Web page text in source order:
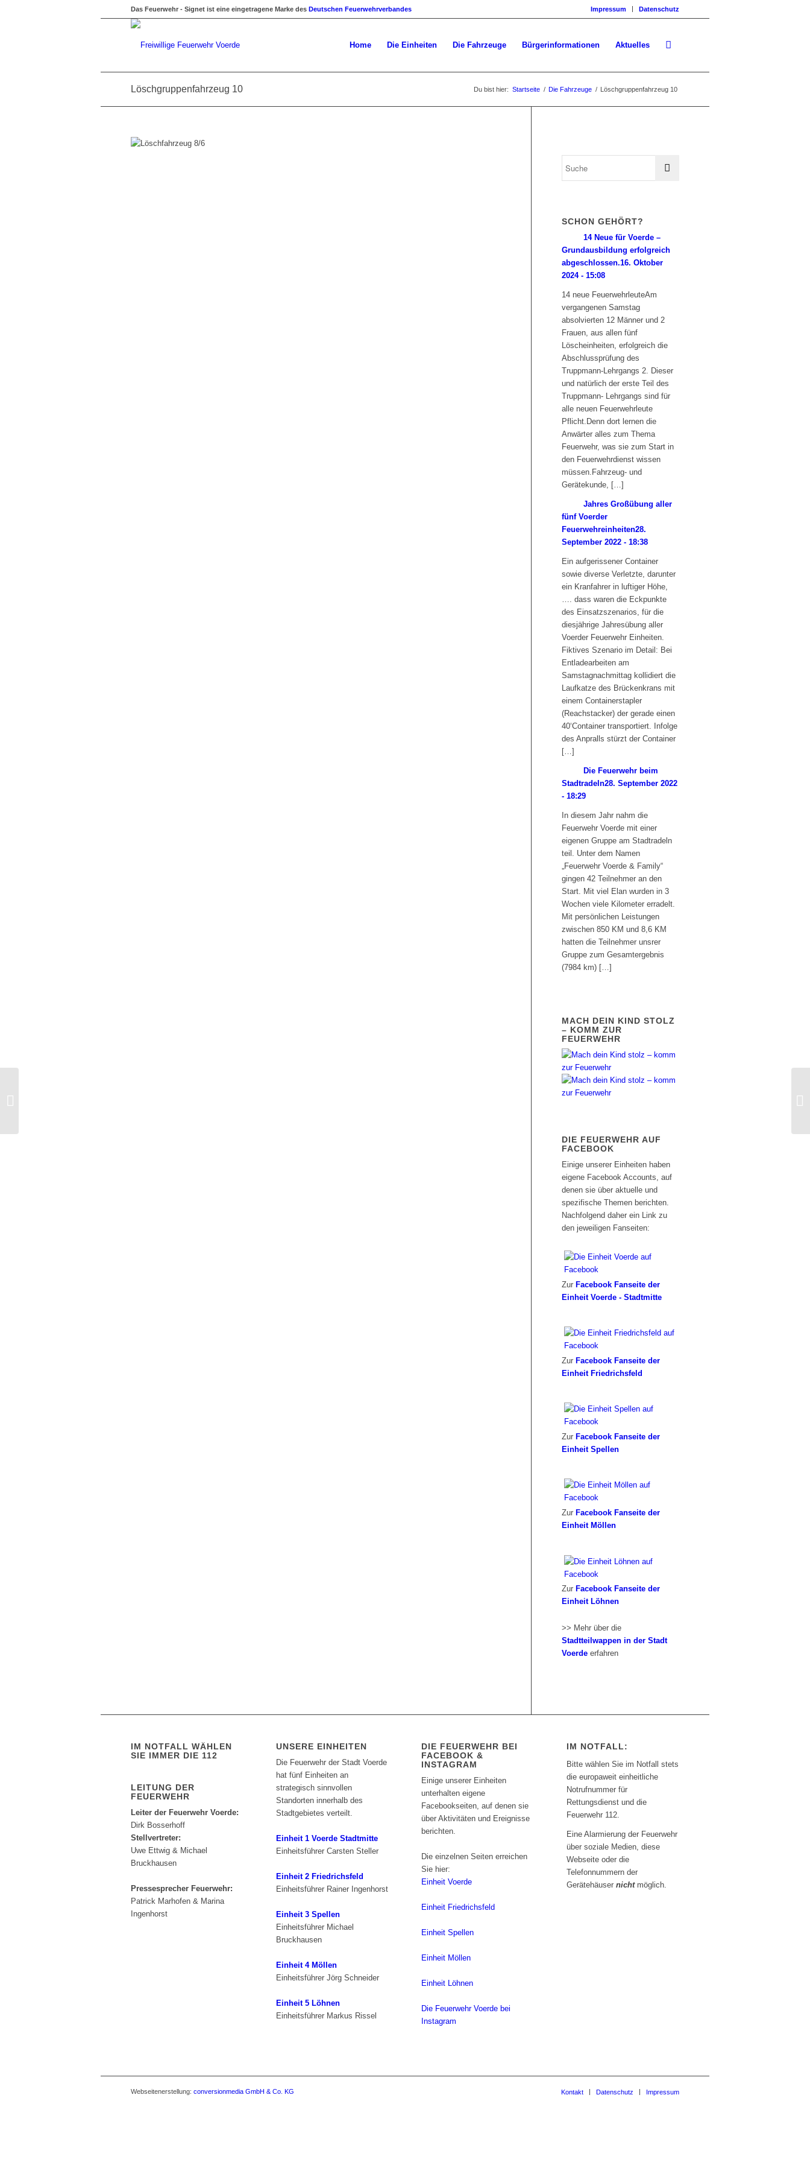
Impressum Datenschutz
Das Feuerwehr - Signet ist eine eingetragene Marke des Deutschen Feuerwehrverbandes
Home Die Einheiten Die Fahrzeuge Bürgerinformationen Aktuelles
Löschgruppenfahrzeug 10 Du bist hier: Startseite / Die Fahrzeuge / Löschgruppenfahrzeug 10
SCHON GEHÖRT?
14 Neue für Voerde –
Grundausbildung erfolgreich
abgeschlossen.16. Oktober
2024 - 15:08
14 neue FeuerwehrleuteAm
vergangenen Samstag
absolvierten 12 Männer und 2
Frauen, aus allen fünf
Löscheinheiten, erfolgreich die
Abschlussprüfung des
Truppmann-Lehrgangs 2. Dieser
und natürlich der erste Teil des
Truppmann- Lehrgangs sind für
alle neuen Feuerwehrleute
Pflicht.Denn dort lernen die
Anwärter alles zum Thema
Feuerwehr, was sie zum Start in
den Feuerwehrdienst wissen
müssen.Fahrzeug- und
Gerätekunde, […]
Jahres Großübung aller
fünf Voerder
Feuerwehreinheiten28.
September 2022 - 18:38
Ein aufgerissener Container
sowie diverse Verletzte, darunter
ein Kranfahrer in luftiger Höhe,
…. dass waren die Eckpunkte
des Einsatzszenarios, für die
diesjährige Jahresübung aller
Voerder Feuerwehr Einheiten.
Fiktives Szenario im Detail: Bei
Entladearbeiten am
Samstagnachmittag kollidiert die
Laufkatze des Brückenkrans mit
einem Containerstapler
(Reachstacker) der gerade einen
40‘Container transportiert. Infolge
des Anpralls stürzt der Container
[…]
Die Feuerwehr beim
Stadtradeln28. September 2022
- 18:29
In diesem Jahr nahm die
Feuerwehr Voerde mit einer
eigenen Gruppe am Stadtradeln
teil. Unter dem Namen
„Feuerwehr Voerde & Family“
gingen 42 Teilnehmer an den
Start. Mit viel Elan wurden in 3
Wochen viele Kilometer erradelt.
Mit persönlichen Leistungen
zwischen 850 KM und 8,6 KM
hatten die Teilnehmer unsrer
Gruppe zum Gesamtergebnis
(7984 km) […]
MACH DEIN KIND STOLZ
– KOMM ZUR
FEUERWEHR
DIE FEUERWEHR AUF
FACEBOOK
Einige unserer Einheiten haben
eigene Facebook Accounts, auf
denen sie über aktuelle und
spezifische Themen berichten.
Nachfolgend daher ein Link zu
den jeweiligen Fanseiten:
Zur Facebook Fanseite der
Einheit Voerde - Stadtmitte
Zur Facebook Fanseite der
Einheit Friedrichsfeld
Zur Facebook Fanseite der
Einheit Spellen
Zur Facebook Fanseite der
Einheit Möllen
Zur Facebook Fanseite der
Einheit Löhnen
>> Mehr über die
Stadtteilwappen in der Stadt
Voerde erfahren
IM NOTFALL WÄHLEN
SIE IMMER DIE 112
LEITUNG DER
FEUERWEHR
Leiter der Feuerwehr Voerde:
Dirk Bosserhoff
Stellvertreter:
Uwe Ettwig & Michael
Bruckhausen
Pressesprecher Feuerwehr:
Patrick Marhofen & Marina
Ingenhorst
UNSERE EINHEITEN
Die Feuerwehr der Stadt Voerde
hat fünf Einheiten an
strategisch sinnvollen
Standorten innerhalb des
Stadtgebietes verteilt.
Einheit 1 Voerde Stadtmitte
Einheitsführer Carsten Steller
Einheit 2 Friedrichsfeld
Einheitsführer Rainer Ingenhorst
Einheit 3 Spellen
Einheitsführer Michael
Bruckhausen
Einheit 4 Möllen
Einheitsführer Jörg Schneider
Einheit 5 Löhnen
Einheitsführer Markus Rissel
DIE FEUERWEHR BEI
FACEBOOK &
INSTAGRAM
Einige unserer Einheiten
unterhalten eigene
Facebookseiten, auf denen sie
über Aktivitäten und Ereignisse
berichten.
Die einzelnen Seiten erreichen
Sie hier:
Einheit Voerde
Einheit Friedrichsfeld
Einheit Spellen
Einheit Möllen
Einheit Löhnen
Die Feuerwehr Voerde bei
Instagram
IM NOTFALL:
Bitte wählen Sie im Notfall stets
die europaweit einheitliche
Notrufnummer für
Rettungsdienst und die
Feuerwehr 112.
Eine Alarmierung der Feuerwehr
über soziale Medien, diese
Webseite oder die
Telefonnummern der
Gerätehäusernichtmöglich.
Webseitenerstellung: conversionmedia GmbH & Co. KG Kontakt Datenschutz Impressum